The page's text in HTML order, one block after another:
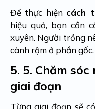
Để thực hiện cách
hiệu quả, bạn cần
xuyên. Người trồng
cành rậm ở phần
5. 5. Chăm
giai đoạn